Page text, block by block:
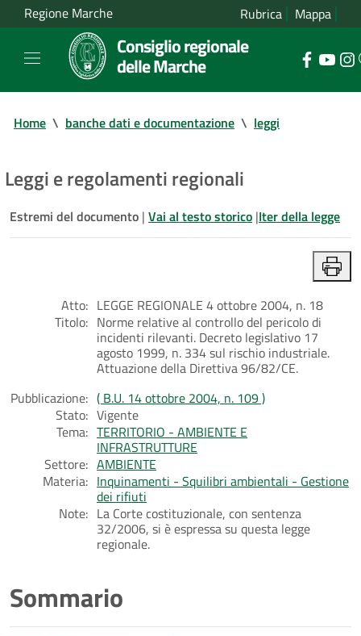
Regione Marche Rubrica Mappa
Consiglio regionale
delle Marche
Home \ banche dati e documentazione \ leggi
Leggi e regolamenti regionali
Estremi del documento | Vai al testo storico |Iter della legge
Atto: LEGGE REGIONALE 4 ottobre 2004, n. 18
Titolo: Norme relative al controllo del pericolo di
incidenti rilevanti. Decreto legislativo 17
agosto 1999, n. 334 sul rischio industriale.
Attuazione della Direttiva 96/82/CE.
Pubblicazione: ( B.U. 14 ottobre 2004, n. 109 )
Stato: Vigente
Tema: TERRITORIO - AMBIENTE E
INFRASTRUTTURE
Settore: AMBIENTE
Materia: Inquinamenti - Squilibri ambientali - Gestione
dei rifiuti
Note: La Corte costituzionale, con sentenza
32/2006, si è espressa su questa legge
regionale.
Sommario